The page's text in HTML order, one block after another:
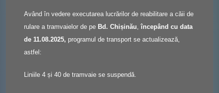
Având în vedere executarea lucrărilor de reabilitare a căii de
rulare a tramvaielor de pe Bd. Chișinău,începând cu data
de 11.08.2025, programul de transport se actualizează,
astfel:
Liniile 4 și 40 de tramvaie se suspendă.